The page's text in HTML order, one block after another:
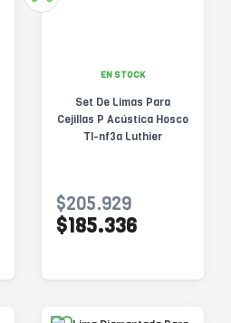
EN STOCK
Set De Limas Para
Cejillas P Acústica Hosco
Tl-nf3a Luthier
$205.929
$185.336